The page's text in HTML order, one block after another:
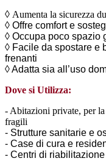
◊ Aumenta la sicurezza
◊ Offre comfort e
◊ Occupa poco spazio
◊ Facile da spostare e
frenanti
◊Adatta sia all’uso
Dove si Utilizza:
- Abitazioni private, per
fragili
- Strutture sanitarie e
- Case di cura e
- Centri di